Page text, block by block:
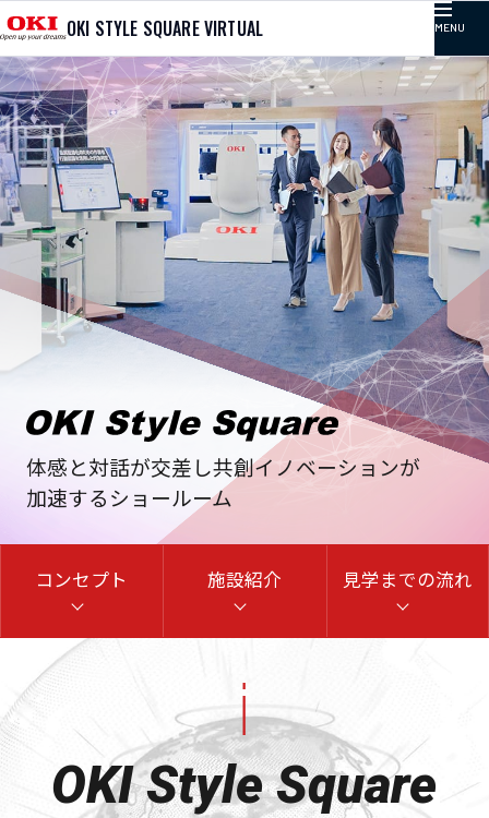
OKI STYLE SQUARE VIRTUAL
TOP
記事カテゴリ
コラム
プレゼンテーション
取り組み
資料ダウンロード
お問い合わせはこちらから
メニューを閉じる
MENU
体感と対話が交差し共創イノベーションが
加速するショールーム
コンセプト 施設紹介 見学までの流れ
OKI Style Square